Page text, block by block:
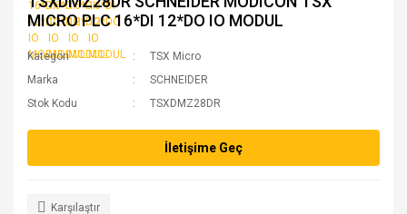
MICRO PLC 16*DI 12*DO IO MODUL
Kategori
TSX Micro
Marka
SCHNEIDER
Stok Kodu
TSXDMZ28DR
İletişime Geç
Karşılaştır